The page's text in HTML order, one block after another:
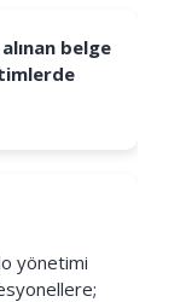
belge
yönetimi